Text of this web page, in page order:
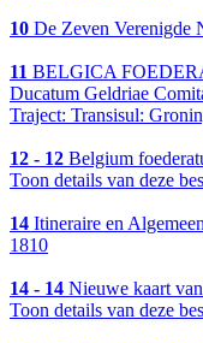
10 De Zeven Verenigde
11 BELGICA
Ducatum Geldriae
Traject: Transisul:
12 - 12 Belgium
Toon details van deze
14 Itineraire en
1810
14 - 14 Nieuwe kaart
Toon details van deze